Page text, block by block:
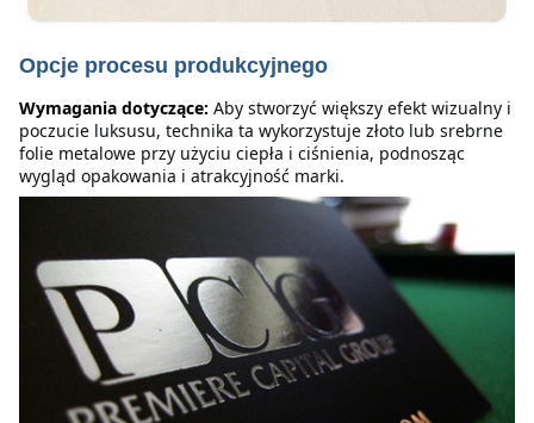
Opcje procesu produkcyjnego
Wymagania dotyczące: Aby stworzyć większy efekt wizualny i
poczucie luksusu, technika ta wykorzystuje złoto lub srebrne
folie metalowe przy użyciu ciepła i ciśnienia, podnosząc
wygląd opakowania i atrakcyjność marki.